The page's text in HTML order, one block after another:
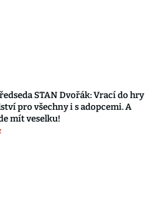
STAN Dvořák: Vrací do hry
pro všechny i s adopcemi. A
mít veselku!